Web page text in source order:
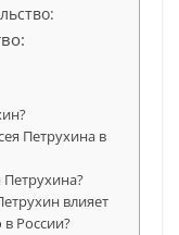
Петрухина в
Петрухина?
влияет
России?